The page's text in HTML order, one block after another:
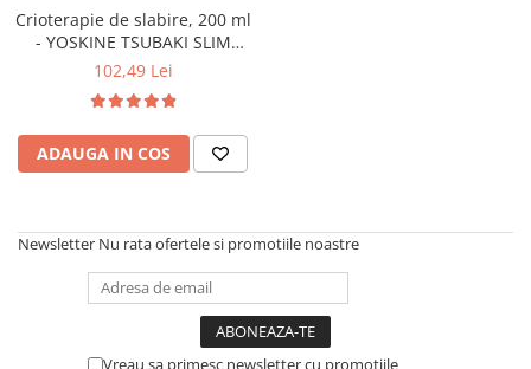
Crioterapie de slabire, 200 ml
- YOSKINE TSUBAKI SLIM
BODY
102,49 Lei
ADAUGA IN COS
Newsletter Nu rata ofertele si promotiile noastre
Vreau sa primesc newsletter cu promotiile